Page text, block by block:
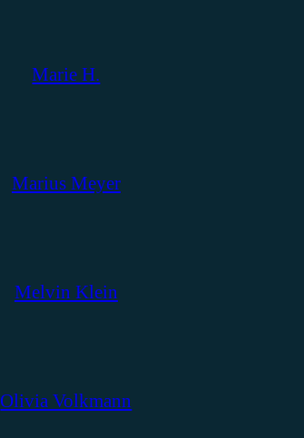
Marie H.
Marius Meyer
Melvin Klein
Olivia Volkmann